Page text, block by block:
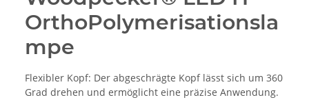
OrthoPolymerisationsla
mpe
Flexibler Kopf: Der abgeschrägte Kopf lässt sich um 360
Grad drehen und ermöglicht eine präzise Anwendung.